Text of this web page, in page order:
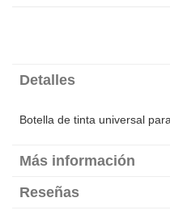
Detalles
Botella de tinta universal
Más información
Reseñas